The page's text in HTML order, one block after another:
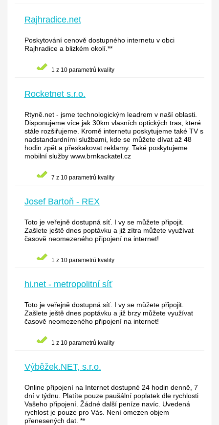
Rajhradice.net
Poskytování cenově dostupného internetu v obci
Rajhradice a blizkém okolí.**
1 z 10 parametrů kvality
Rocketnet s.r.o.
Rtyně.net - jsme technologickým leadrem v naší oblasti.
Disponujeme více jak 30km vlasních optických tras, které
stále rozšiřujeme. Kromě internetu poskytujeme také TV s
nadstandardními službami, kde se můžete dívat až 48
hodin zpět a přeskakovat reklamy. Také poskytujeme
mobilní služby www.brnkackatel.cz
7 z 10 parametrů kvality
Josef Bartoň - REX
Toto je veřejně dostupná síť. I vy se můžete připojit.
Zašlete ještě dnes poptávku a již zítra můžete využívat
časově neomezeného připojení na internet!
1 z 10 parametrů kvality
hi.net - metropolitní síť
Toto je veřejně dostupná síť. I vy se můžete připojit.
Zašlete ještě dnes poptávku a již brzy můžete využívat
časově neomezeného připojení na internet!
1 z 10 parametrů kvality
Výběžek.NET, s.r.o.
Online připojení na Internet dostupné 24 hodin denně, 7
dní v týdnu. Platíte pouze paušální poplatek dle rychlosti
Vašeho připojení. Žádné další peníze navíc. Uvedená
rychlost je pouze pro Vás. Není omezen objem
přenesených dat. **